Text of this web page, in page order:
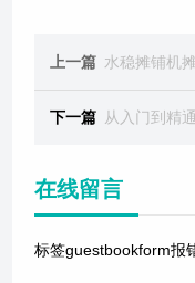
上一篇 水稳摊铺机
下一篇 从入门到精
在线留言
标签guestbookform报